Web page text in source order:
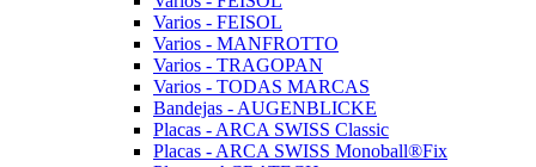
Varios - FEISOL
Varios - MANFROTTO
Varios - TRAGOPAN
Varios - TODAS MARCAS
Bandejas - AUGENBLICKE
Placas - ARCA SWISS Classic
Placas - ARCA SWISS Monoball®Fix